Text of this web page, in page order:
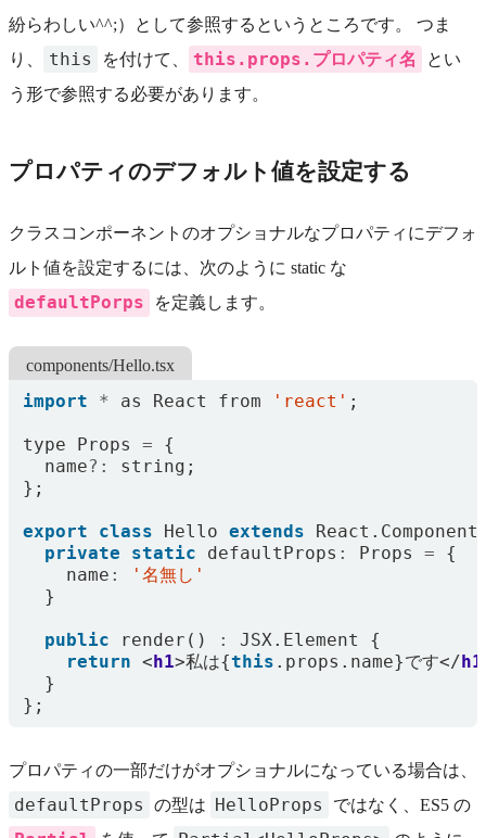
紛らわしい^^;）として参照するというところです。 つま
り、
this を付けて、 this.props.プロパティ名
とい
う形で参照する必要があります。
プロパティのデフォルト値を設定する
クラスコンポーネントのオプショナルなプロパティにデフォ
ルト値を設定するには、次のように static な
defaultPorps を定義します。
components/Hello.tsx
import * as React from 'react' ;
type Props =
{
name?: string ;
};
export class Hello extends React . Component
private
static defaultProps : Props =
{
name :
'名無し'
}
public render () : JSX. Element
{
return <h1>私は{this . props . name}です</h1
}
};
プロパティの一部だけがオプショナルになっている場合は、
defaultProps の型は HelloProps ではなく、ES5 の